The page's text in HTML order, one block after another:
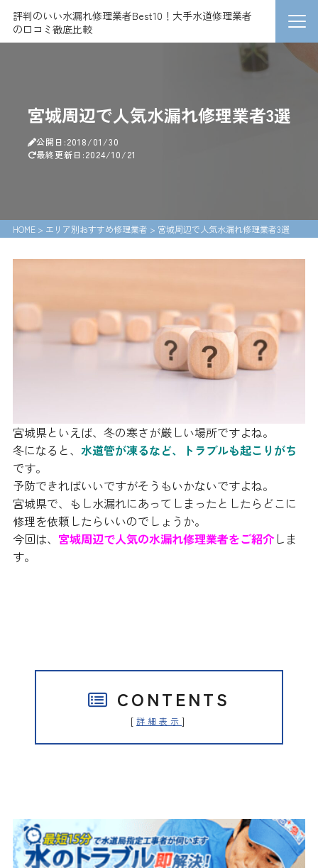
評判のいい水漏れ修理業者Best10！大手水道修理業者
の口コミ徹底比較
宮城周辺で人気水漏れ修理業者3選
公開日:2018/01/30
最終更新日:2024/10/21
HOME> エリア別おすすめ修理業者 > 宮城周辺で人気水漏れ修理業者3選
宮城県といえば、冬の寒さが厳しい場所ですよね。
冬になると、 水道管が凍るなど、トラブルも起こりがち
です。
予防できればいいですがそうもいかないですよね。
宮城県で、もし水漏れにあってしまったとしたらどこに
修理を依頼したらいいのでしょうか。
今回は、 宮城周辺で人気の水漏れ修理業者をご紹介しま
す。
CONTENTS
[ 詳細表示 ]